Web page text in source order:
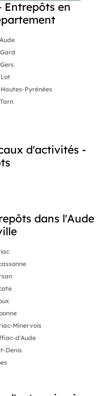
en
Pyrénées
d'activités -
dans l'Aude
Minervois
d'Aude
Denis